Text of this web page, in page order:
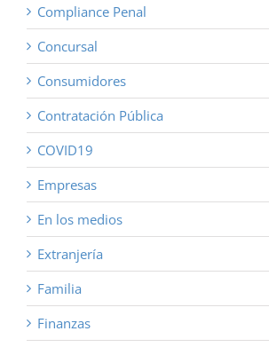
Compliance Penal
Concursal
Consumidores
Contratación Pública
COVID19
Empresas
En los medios
Extranjería
Familia
Finanzas